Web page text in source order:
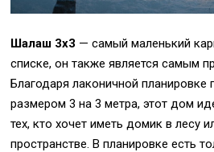
Шалаш 3х3 — самый маленький
списке, он также является самым
Благодаря лаконичной планировке
размером 3 на 3 метра, этот дом
тех, кто хочет иметь домик в лесу
пространстве. В планировке есть